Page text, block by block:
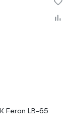
Feron LB-65